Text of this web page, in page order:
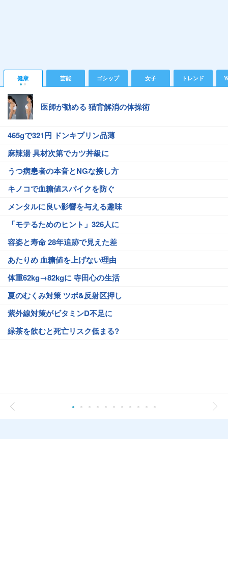
健康 芸能 ゴシップ 女子 トレンド
医師が勧める 猫背解消の体操術
465gで321円 ドンキプリン品薄
麻辣湯 具材次第でカツ丼級に
うつ病患者の本音とNGな接し方
キノコで血糖値スパイクを防ぐ
メンタルに良い影響を与える趣味
「モテるためのヒント」326人に
容姿と寿命 28年追跡で見えた差
あたりめ 血糖値を上げない理由
体重62kg→82kgに 寺田心の生活
夏のむくみ対策 ツボ&反射区押し
紫外線対策がビタミンD不足に
緑茶を飲むと死亡リスク低まる?